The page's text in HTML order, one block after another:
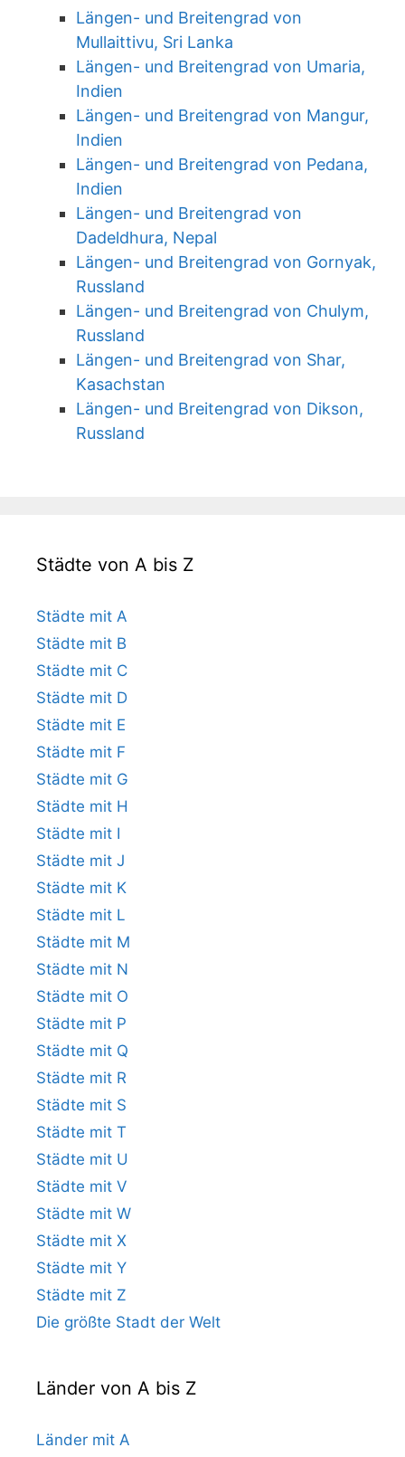
Längen- und Breitengrad von
Mullaittivu, Sri Lanka
Längen- und Breitengrad von Umaria,
Indien
Längen- und Breitengrad von Mangur,
Indien
Längen- und Breitengrad von Pedana,
Indien
Längen- und Breitengrad von
Dadeldhura, Nepal
Längen- und Breitengrad von Gornyak,
Russland
Längen- und Breitengrad von Chulym,
Russland
Längen- und Breitengrad von Shar,
Kasachstan
Längen- und Breitengrad von Dikson,
Russland
Städte von A bis Z
Städte mit A
Städte mit B
Städte mit C
Städte mit D
Städte mit E
Städte mit F
Städte mit G
Städte mit H
Städte mit I
Städte mit J
Städte mit K
Städte mit L
Städte mit M
Städte mit N
Städte mit O
Städte mit P
Städte mit Q
Städte mit R
Städte mit S
Städte mit T
Städte mit U
Städte mit V
Städte mit W
Städte mit X
Städte mit Y
Städte mit Z
Die größte Stadt der Welt
Länder von A bis Z
Länder mit A